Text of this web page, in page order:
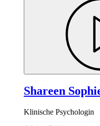
Shareen
Klinische Psychologin